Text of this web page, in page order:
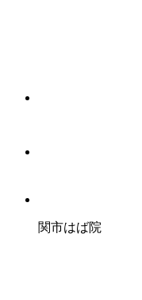
関市はば院